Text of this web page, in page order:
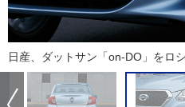
日産、ダットサン「on-DO」をロ